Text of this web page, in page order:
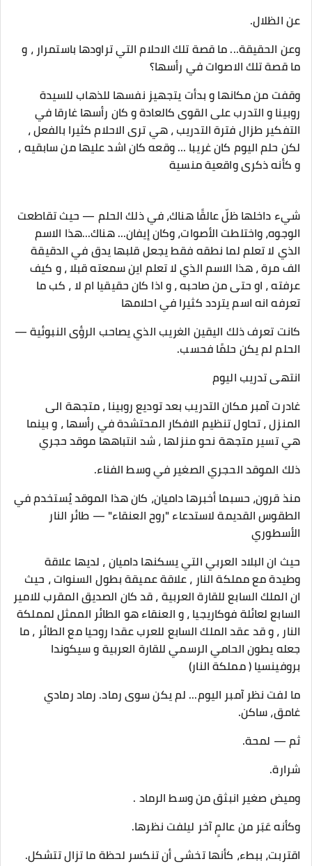
عن الظلال.
وعن الحقيقة... ما قصة تلك الاحلام التي تراودها باستمرار ، و
ما قصة تلك الاصوات في رأسها؟
وقفت من مكانها و بدأت يتجهيز نفسها للذهاب للسيدة
روبينا و التدرب على القوى كالعادة و كان رأسها غارقا في
التفكير طزال فترة التدريب ، هي ترى الاحلام كثيرا بالفعل ،
لكن حلم اليوم كان غريبا ... وقعه كان اشد عليها من سابقيه ،
و كأنه ذكرى واقعية منسية
شيء داخلها ظلّ عالقًا هناك، في ذلك الحلم — حيث تقاطعت
الوجوه، واختلطت الأصوات، وكان إيفان... هناك...هذا الاسم
الذي لا تعلم لما نطقه فقط يجعل قلبها يدق في الدقيقة
الف مرة ، هذا الاسم الذي لا تعلم اين سمعته قبلا ، و كيف
عرفته ، او حتى من صاحبه ، و اذا كان حقيقيا ام لا ، كب ما
تعرفه انه اسم يتردد كثيرا في احلامها
كانت تعرف ذلك اليقين الغريب الذي يصاحب الرؤى النبوئية —
الحلم لم يكن حلمًا فحسب.
انتهى تدريب اليوم
غادرت آمبر مكان التدريب بعد توديع روبينا ، متجهة الى
المنزل ، تحاول تنظيم الافكار المحتشدة في رأسها ، و بينما
هي تسير متجهة نحو منزلها ، شد انتباهها موقد حجري
ذلك الموقد الحجري الصغير في وسط الفناء.
منذ قرون، حسبما أخبرها داميان، كان هذا الموقد يُستخدم في
الطقوس القديمة لاستدعاء "روح العنقاء" — طائر النار
الأسطوري
حيث ان البلاد العربي التي يسكنها داميان ، لديها علاقة
وطيدة مع مملكة النار ، علاقة عميقة بطول السنوات ، حيث
ان الملك السابع للقارة العربية ، قد كان الصديق المقرب للامير
السابع لعائلة فوكاريجيا ، و العنقاء هو الطائر الممثل لمملكة
النار ، و قد عقد الملك السابع للعرب عقدا روحيا مع الطائر ، ما
جعله يطون الحامي الرسمي للقارة العربية و سيكوندا
بروفينسيا ( مملكة النار)
ما لفت نظر آمبر اليوم... لم يكن سوى رماد. رماد رمادي
غامق، ساكن.
ثم — لمحة.
شرارة.
وميض صغير انبثق من وسط الرماد .
وكأنه عَبَر من عالمٍ آخر ليلفت نظرها.
اقتربت، ببطء، كأنها تخشى أن تنكسر لحظة ما تزال تتشكل.